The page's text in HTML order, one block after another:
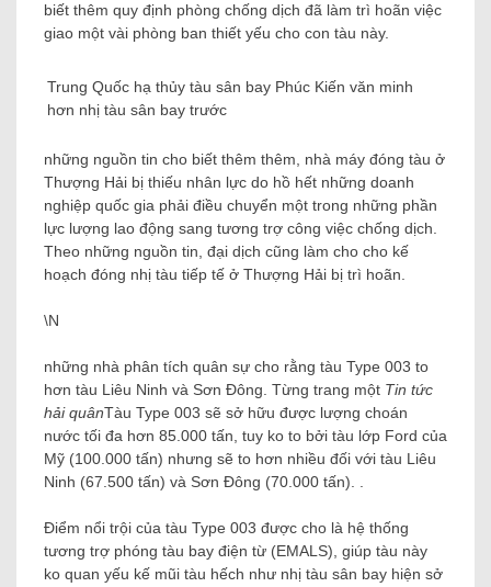
biết thêm quy định phòng chống dịch đã làm trì hoãn việc
giao một vài phòng ban thiết yếu cho con tàu này.
Trung Quốc hạ thủy tàu sân bay Phúc Kiến văn minh
hơn nhị tàu sân bay trước
những nguồn tin cho biết thêm thêm, nhà máy đóng tàu ở
Thượng Hải bị thiếu nhân lực do hồ hết những doanh
nghiệp quốc gia phải điều chuyển một trong những phần
lực lượng lao động sang tương trợ công việc chống dịch.
Theo những nguồn tin, đại dịch cũng làm cho cho kế
hoạch đóng nhị tàu tiếp tế ở Thượng Hải bị trì hoãn.
\N
những nhà phân tích quân sự cho rằng tàu Type 003 to
hơn tàu Liêu Ninh và Sơn Đông. Từng trang một Tin tức
hải quânTàu Type 003 sẽ sở hữu được lượng choán
nước tối đa hơn 85.000 tấn, tuy ko to bởi tàu lớp Ford của
Mỹ (100.000 tấn) nhưng sẽ to hơn nhiều đối với tàu Liêu
Ninh (67.500 tấn) và Sơn Đông (70.000 tấn). .
Điểm nổi trội của tàu Type 003 được cho là hệ thống
tương trợ phóng tàu bay điện từ (EMALS), giúp tàu này
ko quan yếu kế mũi tàu hếch như nhị tàu sân bay hiện sở